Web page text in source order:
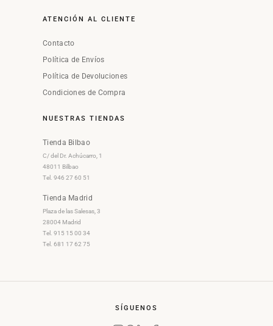
ATENCIÓN AL CLIENTE
Contacto
Política de Envíos
Política de Devoluciones
Condiciones de Compra
NUESTRAS TIENDAS
Tienda Bilbao
C/ del Dr. Achúcarro, 1
48011 Bilbao
Tel. 946 27 60 51
Tienda Madrid
Plaza de las Salesas, 3
28004 Madrid
Tel. 915 15 00 34
Tel. 681 17 62 75
SÍGUENOS